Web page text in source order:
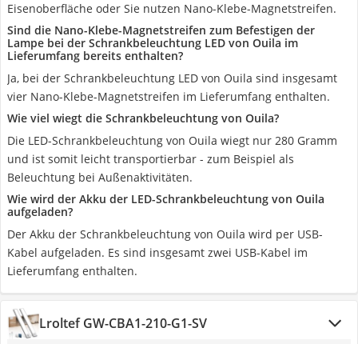
Eisenoberfläche oder Sie nutzen Nano-Klebe-Magnetstreifen.
Sind die Nano-Klebe-Magnetstreifen zum Befestigen der
Lampe bei der Schrankbeleuchtung LED von Ouila im
Lieferumfang bereits enthalten?
Ja, bei der Schrankbeleuchtung LED von Ouila sind insgesamt
vier Nano-Klebe-Magnetstreifen im Lieferumfang enthalten.
Wie viel wiegt die Schrankbeleuchtung von Ouila?
Die LED-Schrankbeleuchtung von Ouila wiegt nur 280 Gramm
und ist somit leicht transportierbar - zum Beispiel als
Beleuchtung bei Außenaktivitäten.
Wie wird der Akku der LED-Schrankbeleuchtung von Ouila
aufgeladen?
Der Akku der Schrankbeleuchtung von Ouila wird per USB-
Kabel aufgeladen. Es sind insgesamt zwei USB-Kabel im
Lieferumfang enthalten.
Lroltef ‎GW-CBA1-210-G1-SV